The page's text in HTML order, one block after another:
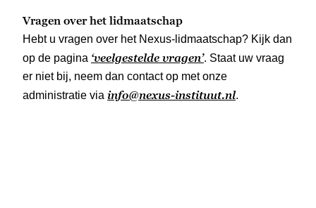
Vragen over het lidmaatschap
Hebt u vragen over het Nexus-lidmaatschap? Kijk dan
op de pagina ‘veelgestelde vragen’. Staat uw vraag
er niet bij, neem dan contact op met onze
administratie via info@nexus-instituut.nl.